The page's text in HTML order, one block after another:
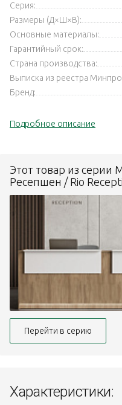
Серия:
Размеры (Д×Ш×В):
Основные материалы:
Гарантийный срок:
Страна производства:
Выписка из реестра
Бренд:
Подробное описание
Этот товар из
Ресепшен / Rio
Перейти в серию
Характеристики: